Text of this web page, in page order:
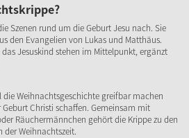
Szenen rund um die Geburt Jesu nach. Sie
den Evangelien von Lukas und Matthäus.
Jesuskind stehen im Mittelpunkt, ergänzt
die Weihnachtsgeschichte greifbar machen
Christi schaffen. Gemeinsam mit
Räuchermännchen gehört die Krippe zu den
Weihnachtszeit.